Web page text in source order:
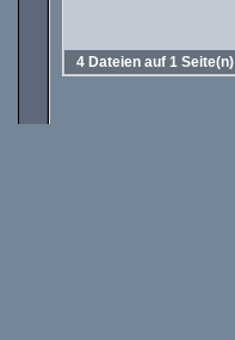
4 Dateien auf 1 Seite(n)